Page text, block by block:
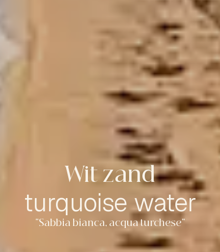
Wit zand
turquoise water
“Sabbia bianca, acqua turchese”